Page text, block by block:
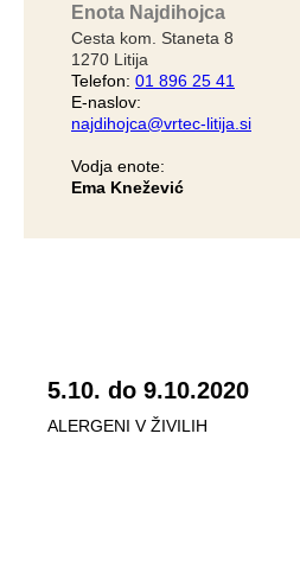
Enota Najdihojca
Cesta kom. Staneta 8
1270 Litija
Telefon: 01 896 25 41
E-naslov:
najdihojca@vrtec-litija.si
Vodja enote:
Ema Knežević
5.10. do 9.10.2020
ALERGENI V ŽIVILIH